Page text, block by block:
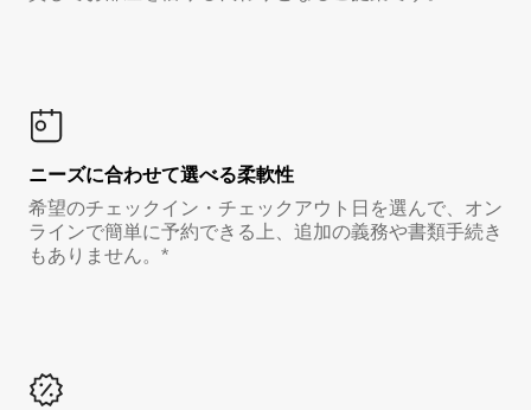
ニーズに合わせて選べる柔軟性
希望のチェックイン・チェックアウト日を選んで、オン
ラインで簡単に予約できる上、追加の義務や書類手続き
もありません。*